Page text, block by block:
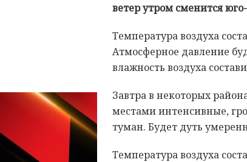
ветер утром сменится
Температура воздуха
Атмосферное давление
влажность воздуха
Завтра в некоторых
местами интенсивные,
туман. Будет дуть
Температура воздуха